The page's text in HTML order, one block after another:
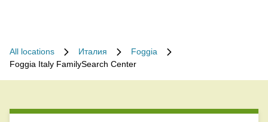
All locations Италия
Foggia
Foggia Italy FamilySearch Center